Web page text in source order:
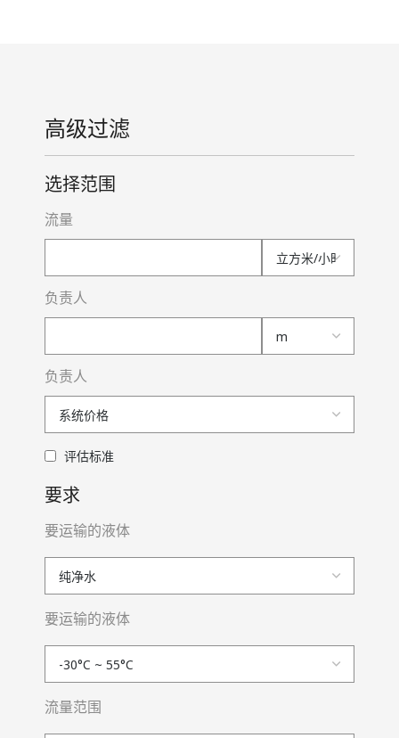
高级过滤
选择范围
流量
负责人
负责人
评估标准
要求
要运输的液体
要运输的液体
流量范围